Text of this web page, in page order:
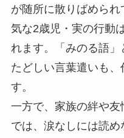
が随所に散りばめら
気な2歳児・実の行動
れます。「みのる語
たどしい言葉遣いも
す。
一方で、家族の絆や
では、涙なしには読